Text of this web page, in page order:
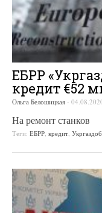
ЕБРР
кредит €52
Ольга Белошицкая -
На ремонт станков
Теги: ЕБРР, кредит,